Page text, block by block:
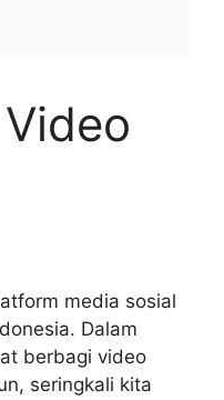
media sosial
Dalam
berbagi video
seringkali kita